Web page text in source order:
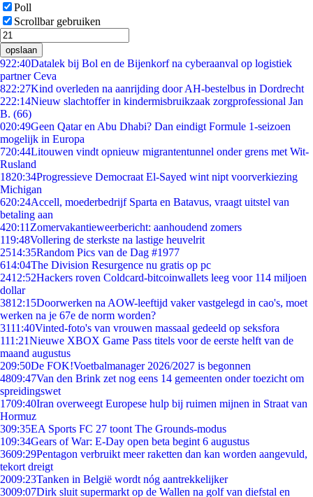
Poll
Scrollbar gebruiken
opslaan
922:40Datalek bij Bol en de Bijenkorf na cyberaanval op logistiek
partner Ceva
822:27Kind overleden na aanrijding door AH-bestelbus in Dordrecht
222:14Nieuw slachtoffer in kindermisbruikzaak zorgprofessional Jan
B. (66)
020:49Geen Qatar en Abu Dhabi? Dan eindigt Formule 1-seizoen
mogelijk in Europa
720:44Litouwen vindt opnieuw migrantentunnel onder grens met Wit-
Rusland
1820:34Progressieve Democraat El-Sayed wint nipt voorverkiezing
Michigan
620:24Accell, moederbedrijf Sparta en Batavus, vraagt uitstel van
betaling aan
420:11 Zomervakantieweerbericht: aanhoudend zomers
119:48Vollering de sterkste na lastige heuvelrit
2514:35Random Pics van de Dag #1977
614:04The Division Resurgence nu gratis op pc
2412:52Hackers roven Coldcard-bitcoinwallets leeg voor 114 miljoen
dollar
3812:15Doorwerken na AOW-leeftijd vaker vastgelegd in cao's, moet
werken na je 67e de norm worden?
3111:40Vinted-foto's van vrouwen massaal gedeeld op seksfora
111:21Nieuwe XBOX Game Pass titels voor de eerste helft van de
maand augustus
209:50De FOK!Voetbalmanager 2026/2027 is begonnen
4809:47Van den Brink zet nog eens 14 gemeenten onder toezicht om
spreidingswet
1709:40Iran overweegt Europese hulp bij ruimen mijnen in Straat van
Hormuz
309:35EA Sports FC 27 toont The Grounds-modus
109:34Gears of War: E-Day open beta begint 6 augustus
3609:29Pentagon verbruikt meer raketten dan kan worden aangevuld,
tekort dreigt
2009:23Tanken in België wordt nóg aantrekkelijker
3009:07Dirk sluit supermarkt op de Wallen na golf van diefstal en